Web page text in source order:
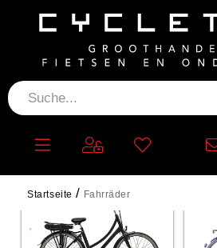
Startseite Fahrräder